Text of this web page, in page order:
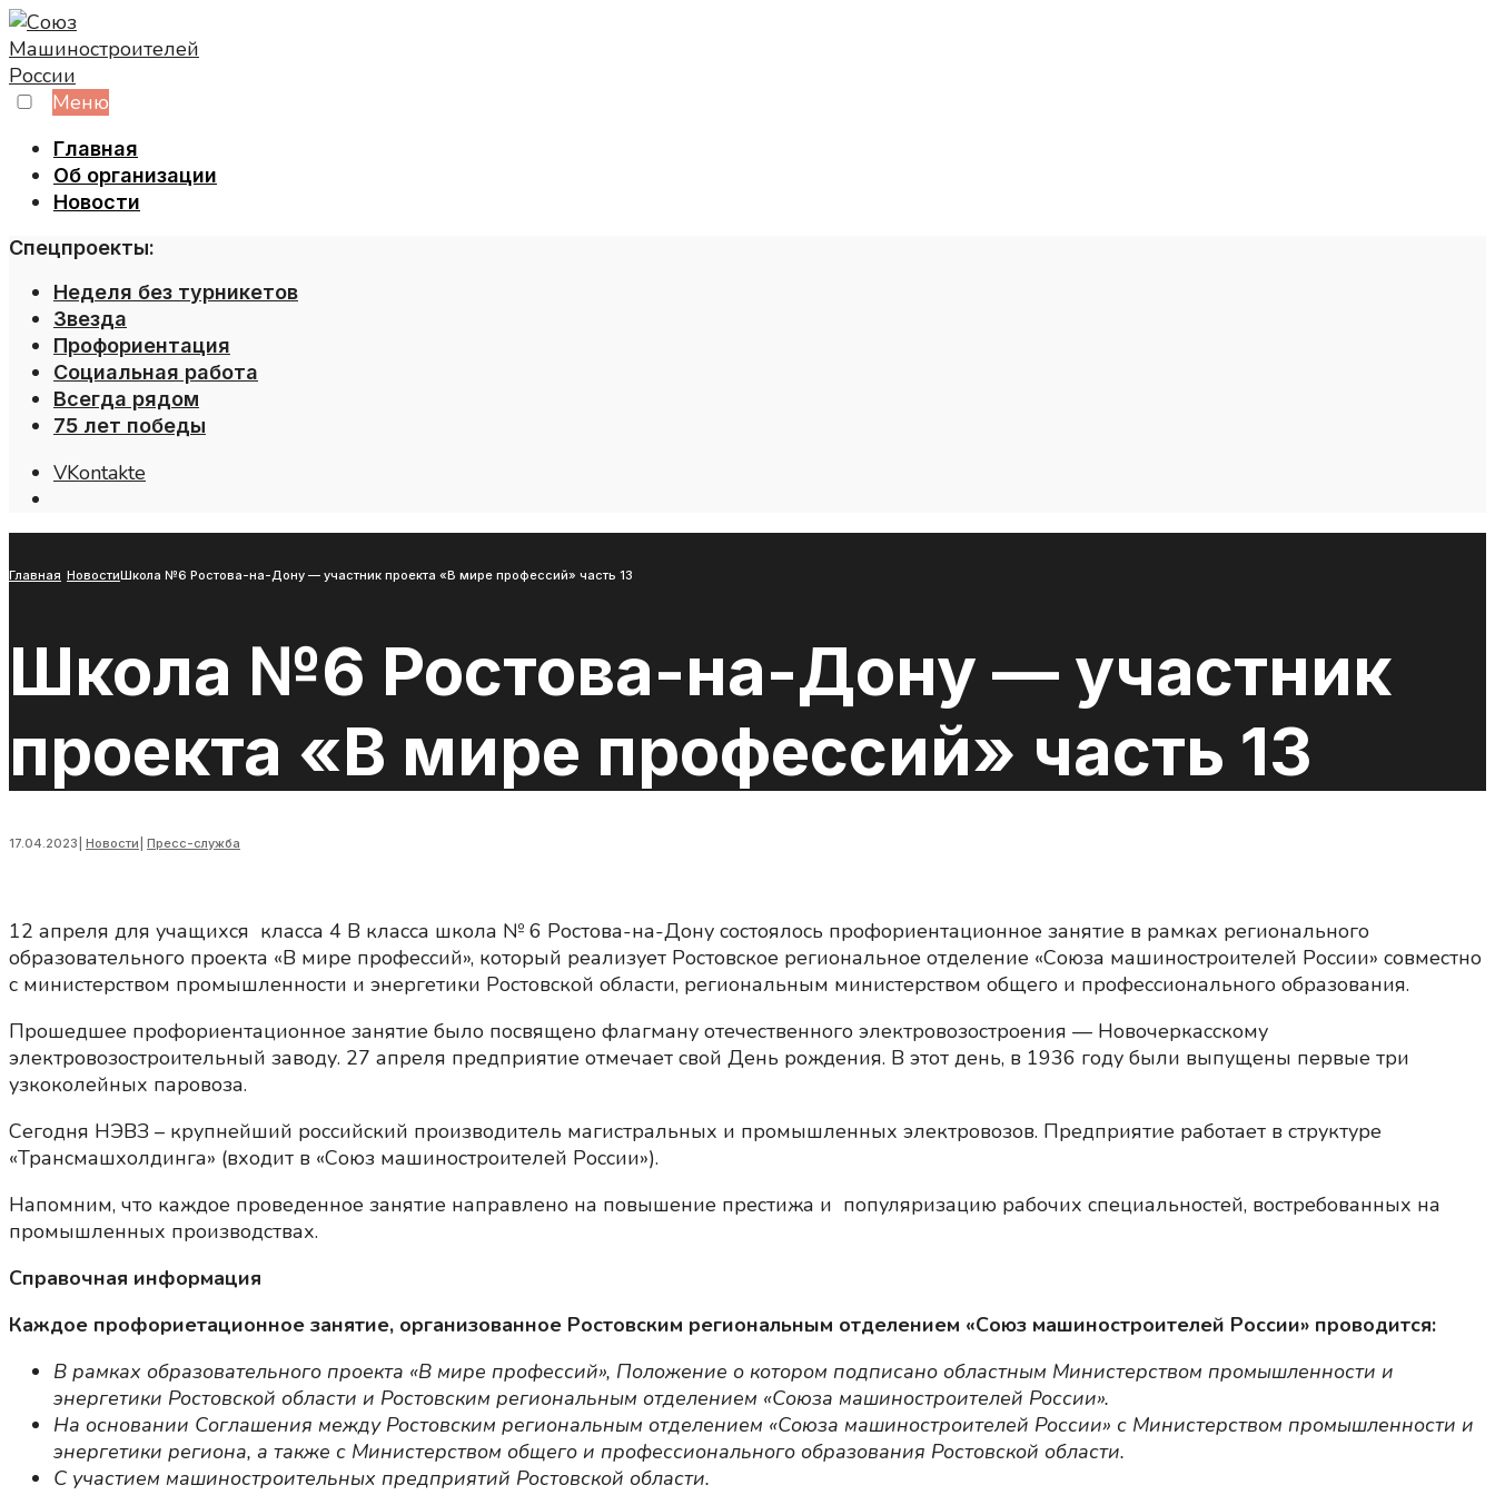
Skip
to
content
Меню
Главная
Об организации
Новости
Спецпроекты:
Неделя без турникетов
Звезда
Профориентация
Социальная работа
Всегда рядом
75 лет победы
VKontakte
Главная НовостиШкола №6 Ростова-на-Дону — участник проекта «В мире профессий» часть 13
Школа №6 Ростова-на-Дону — участник
проекта «В мире профессий» часть 13
17.04.2023 Новости Пресс-служба
12 апреля для учащихся класса 4 В класса школа № 6 Ростова-на-Дону состоялось профориентационное занятие в рамках регионального
образовательного проекта «В мире профессий», который реализует Ростовское региональное отделение «Союза машиностроителей России» совместно
с министерством промышленности и энергетики Ростовской области, региональным министерством общего и профессионального образования.
Прошедшее профориентационное занятие было посвящено флагману отечественного электровозостроения — Новочеркасскому
электровозостроительный заводу. 27 апреля предприятие отмечает свой День рождения. В этот день, в 1936 году были выпущены первые три
узкоколейных паровоза.
Сегодня НЭВЗ – крупнейший российский производитель магистральных и промышленных электровозов. Предприятие работает в структуре
«Трансмашхолдинга» (входит в «Союз машиностроителей России»).
Напомним, что каждое проведенное занятие направлено на повышение престижа и популяризацию рабочих специальностей, востребованных на
промышленных производствах.
Справочная информация
Каждое профориетационное занятие, организованное Ростовским региональным отделением «Союз машиностроителей России» проводится:
В рамках образовательного проекта «В мире профессий», Положение о котором подписано областным Министерством промышленности и
энергетики Ростовской области и Ростовским региональным отделением «Союза машиностроителей России».
На основании Соглашения между Ростовским региональным отделением «Союза машиностроителей России» с Министерством промышленности и
энергетики региона, а также с Министерством общего и профессионального образования Ростовской области.
С участием машиностроительных предприятий Ростовской области.